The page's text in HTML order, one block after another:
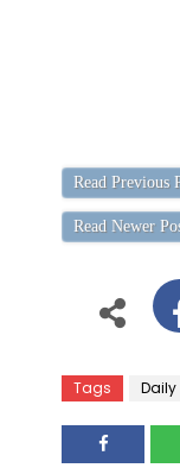
Read Previous
Read Newer
Tags Daily